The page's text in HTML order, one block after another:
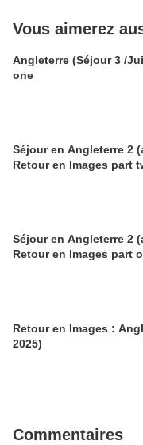
Vous aimerez
Angleterre (Séjour 3 /
one
Séjour en Angleterre 2
Retour en Images part
Séjour en Angleterre 2
Retour en Images part
Retour en Images :
2025)
Commentaires